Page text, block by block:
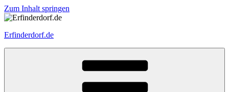
Zum Inhalt springen
Erfinderdorf.de